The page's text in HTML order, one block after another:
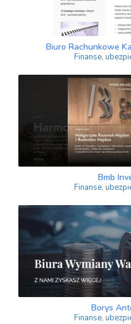
Biuro Rachunkowe
Finanse,
Bmb
Finanse,
Borys
Finanse,